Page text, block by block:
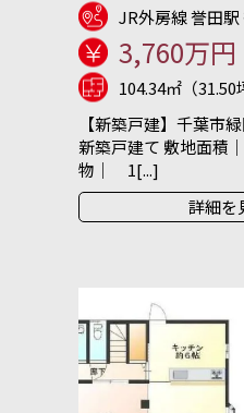
JR外房線 誉田
3,760万円
104.34㎡（31.50
【新築戸建】千葉市
新築戸建て 敷地面
物｜ 1[...]
詳細を